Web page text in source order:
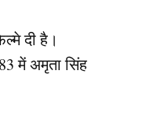
दी है।
में अमृता सिंह